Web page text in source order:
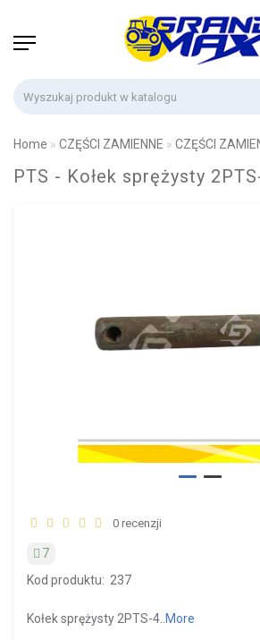
Home CZĘŚCI ZAMIENNE CZĘŚCI
PTS - Kołek sprężysty
0 recenzji
7
Kod produktu: 237
Kołek sprężysty 2PTS-4.. More